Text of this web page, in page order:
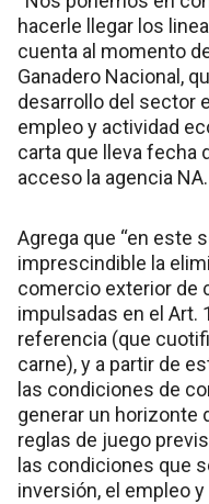
hacerle llegar los
cuenta al momento
Ganadero Nacional,
desarrollo del sector
empleo y actividad
carta que lleva fecha
acceso la agencia NA.
Agrega que “en este
imprescindible la
comercio exterior de
impulsadas en el Art.
referencia (que
carne), y a partir de
las condiciones de
generar un horizonte
reglas de juego
las condiciones que
inversión, el empleo